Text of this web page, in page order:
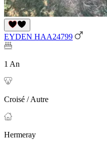
EYDEN HAA24799
1 An
Croisé / Autre
Hermeray